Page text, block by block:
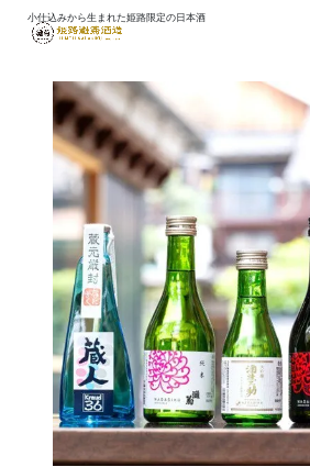
小仕込みから生まれた姫路限定の日本酒
TOP ギフト・贈答